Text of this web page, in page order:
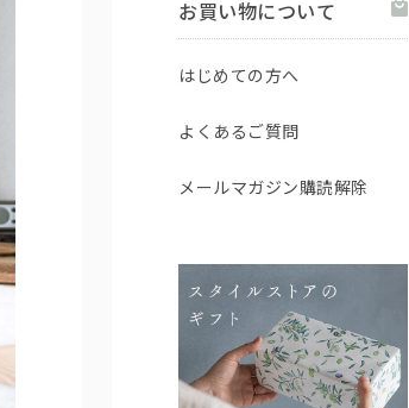
お買い物について
はじめての方へ
よくあるご質問
メールマガジン購読解除